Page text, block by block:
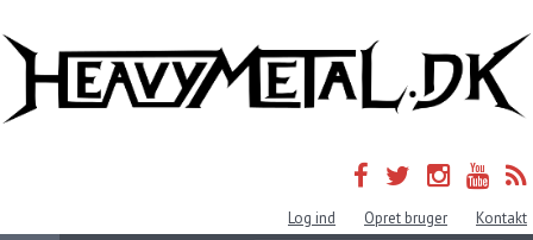
Log ind Opret bruger Kontakt